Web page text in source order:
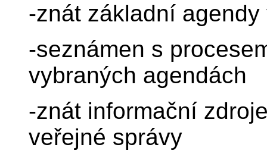
-znát základní
-seznámen s
vybraných agendách
-znát informační
veřejné správy